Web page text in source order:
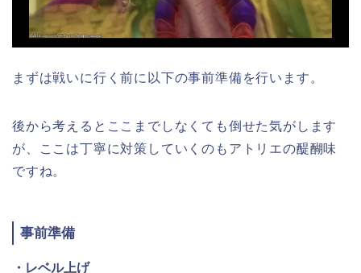
まずは戦いに行く前に以下の事前準備を行います。
後から考えるとここまでしなくても倒せた気がします
が、ここは丁寧に対策していくのもアトリエの醍醐味
ですね。
事前準備
・レベル上げ